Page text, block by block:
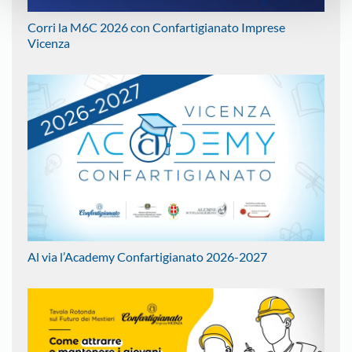
Corri la M6C 2026 con Confartigianato Imprese
Vicenza
Al via l’Academy Confartigianato 2026-2027